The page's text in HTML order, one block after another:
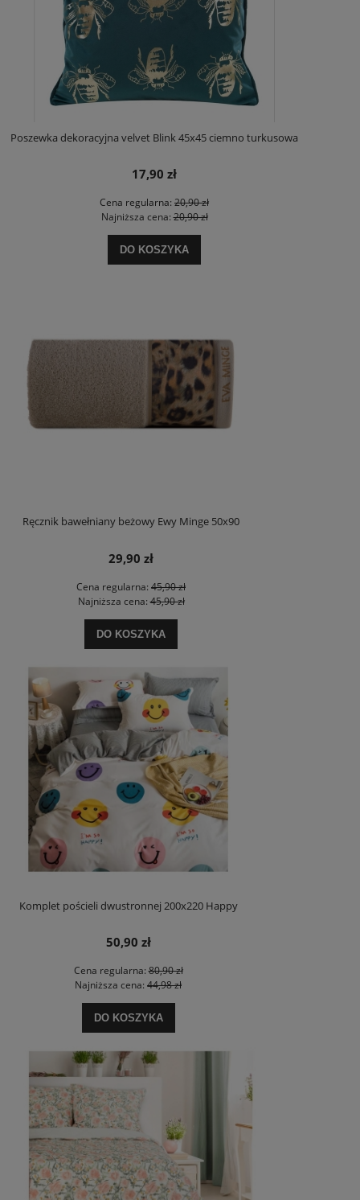
Poszewka dekoracyjna velvet Blink 45x45 ciemno turkusowa
17,90 zł
Cena regularna: 20,90 zł
Najniższa cena:20,90 zł
DO KOSZYKA
Ręcznik bawełniany beżowy Ewy Minge 50x90
29,90 zł
Cena regularna: 45,90 zł
Najniższa cena:45,90 zł
DO KOSZYKA
Komplet pościeli dwustronnej 200x220 Happy
50,90 zł
Cena regularna:80,90 zł
Najniższa cena: 44,98 zł
DO KOSZYKA